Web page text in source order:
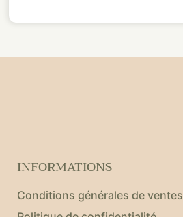
INFORMATIONS
Conditions générales de ventes